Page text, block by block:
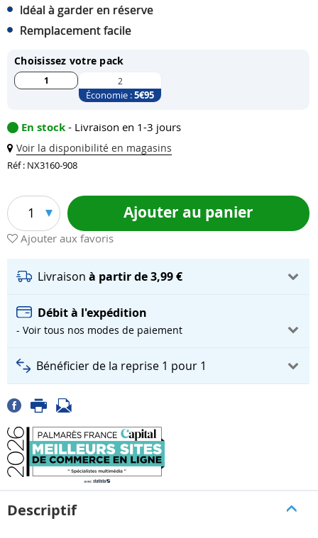
Idéal à garder en réserve
Remplacement facile
Choisissez votre pack
1 2
Économie :5€95
En stock - Livraison en 1-3 jours
Voir la disponibilité en magasins
Réf : NX3160-908
1 Ajouter au panier
Ajouter aux favoris
Livraison à partir de 3,99 €
Débit à l'expédition
- Voir tous nos modes de paiement
Bénéficier de la reprise 1 pour 1
Descriptif